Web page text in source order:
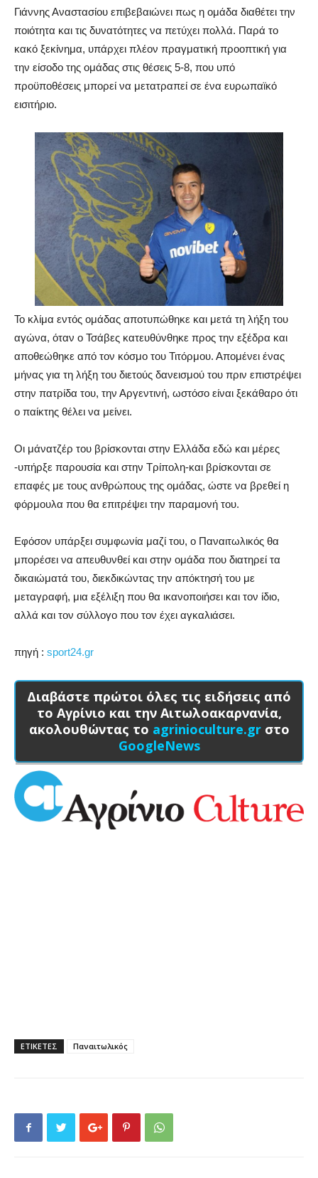
Γιάννης Αναστασίου επιβεβαιώνει πως η ομάδα διαθέτει την
ποιότητα και τις δυνατότητες να πετύχει πολλά. Παρά το
κακό ξεκίνημα, υπάρχει πλέον πραγματική προοπτική για
την είσοδο της ομάδας στις θέσεις 5-8, που υπό
προϋποθέσεις μπορεί να μετατραπεί σε ένα ευρωπαϊκό
εισιτήριο.
Το κλίμα εντός ομάδας αποτυπώθηκε και μετά τη λήξη του
αγώνα, όταν ο Τσάβες κατευθύνθηκε προς την εξέδρα και
αποθεώθηκε από τον κόσμο του Τιτόρμου. Απομένει ένας
μήνας για τη λήξη του διετούς δανεισμού του πριν επιστρέψει
στην πατρίδα του, την Αργεντινή, ωστόσο είναι ξεκάθαρο ότι
ο παίκτης θέλει να μείνει.
Οι μάνατζέρ του βρίσκονται στην Ελλάδα εδώ και μέρες
-υπήρξε παρουσία και στην Τρίπολη-και βρίσκονται σε
επαφές με τους ανθρώπους της ομάδας, ώστε να βρεθεί η
φόρμουλα που θα επιτρέψει την παραμονή του.
Εφόσον υπάρξει συμφωνία μαζί του, ο Παναιτωλικός θα
μπορέσει να απευθυνθεί και στην ομάδα που διατηρεί τα
δικαιώματά του, διεκδικώντας την απόκτησή του με
μεταγραφή, μια εξέλιξη που θα ικανοποιήσει και τον ίδιο,
αλλά και τον σύλλογο που τον έχει αγκαλιάσει.
πηγή : sport24.gr
Διαβάστε πρώτοι όλες τις ειδήσεις από
το Αγρίνιο και την Αιτωλοακαρνανία,
ακολουθώντας το agrinioculture.grστο
GoogleNews
ΕΤΙΚΕΤΕΣ Παναιτωλικός